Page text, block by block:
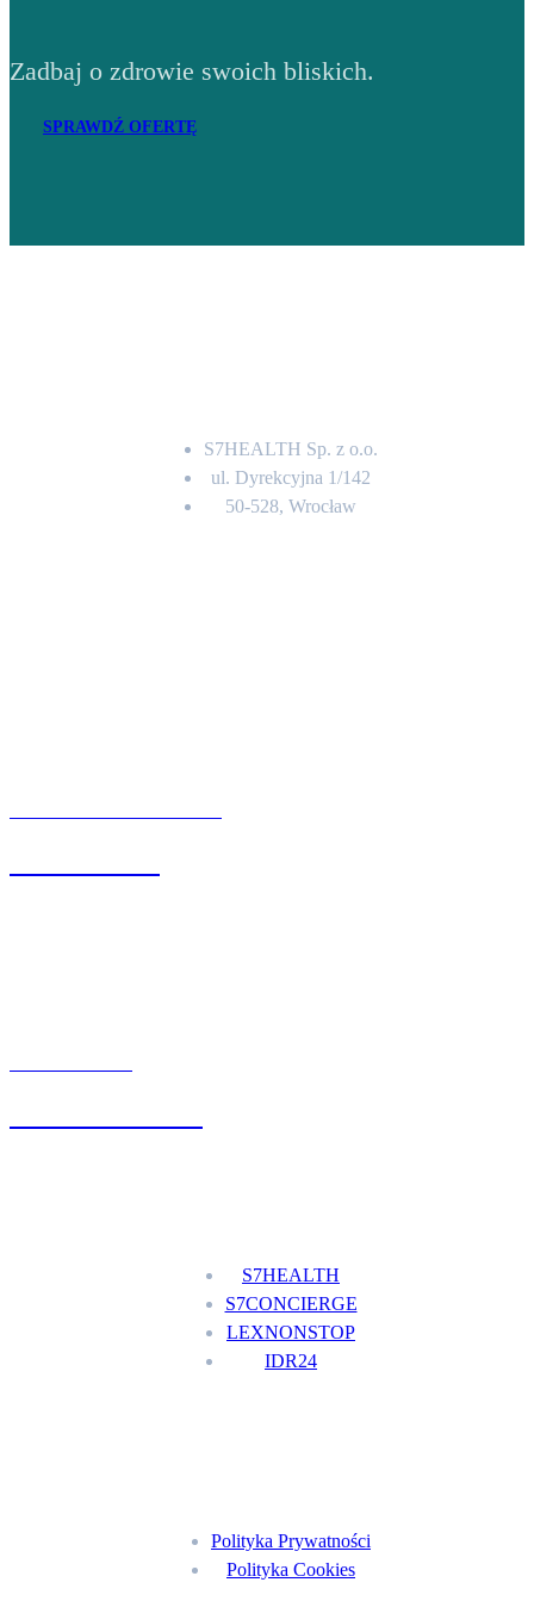
Zadbaj o zdrowie swoich bliskich.
SPRAWDŹ OFERTĘ
S7HEALTH Sp. z o.o.
ul. Dyrekcyjna 1/142
50-528, Wrocław
S7HEALTH
S7CONCIERGE
LEXNONSTOP
IDR24
Polityka Prywatności
Polityka Cookies